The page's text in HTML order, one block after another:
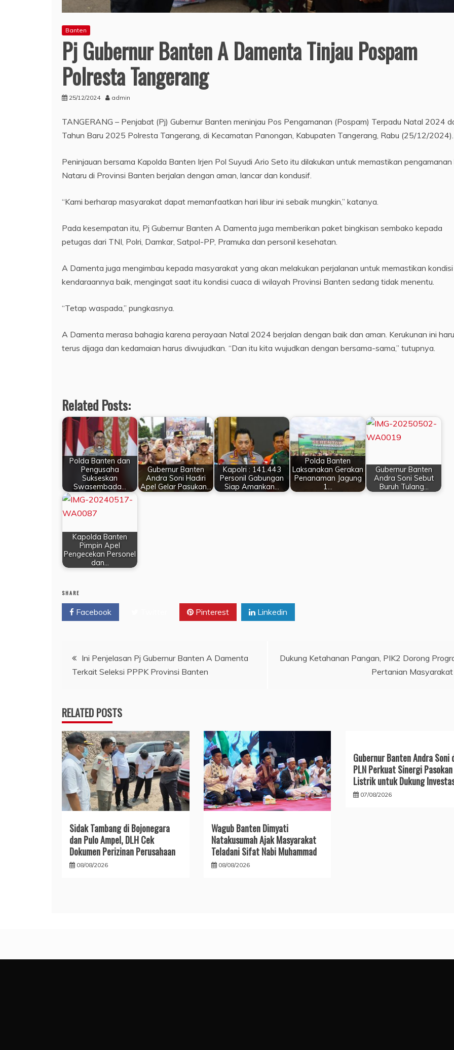
Banten
Pj Gubernur Banten A Damenta Tinjau Pospam
Polresta Tangerang
25/12/2024 admin
TANGERANG – Penjabat (Pj) Gubernur Banten meninjau Pos Pengamanan (Pospam) Terpadu Natal 2024
Tahun Baru 2025 Polresta Tangerang, di Kecamatan Panongan, Kabupaten Tangerang, Rabu (25/12/2024).
Peninjauan bersama Kapolda Banten Irjen Pol Suyudi Ario Seto itu dilakukan untuk memastikan pengamanan
Nataru di Provinsi Banten berjalan dengan aman, lancar dan kondusif.
“Kami berharap masyarakat dapat memanfaatkan hari libur ini sebaik mungkin,” katanya.
Pada kesempatan itu, Pj Gubernur Banten A Damenta juga memberikan paket bingkisan sembako kepada
petugas dari TNI, Polri, Damkar, Satpol-PP, Pramuka dan personil kesehatan.
A Damenta juga mengimbau kepada masyarakat yang akan melakukan perjalanan untuk memastikan kondisi
kendaraannya baik, mengingat saat itu kondisi cuaca di wilayah Provinsi Banten sedang tidak menentu.
“Tetap waspada,” pungkasnya.
A Damenta merasa bahagia karena perayaan Natal 2024 berjalan dengan baik dan aman. Kerukunan ini
terus dijaga dan kedamaian harus diwujudkan. “Dan itu kita wujudkan dengan bersama-sama,” tutupnya.
Related Posts:
Polda Banten dan
Pengusaha
Sukseskan
Swasembada…
Gubernur Banten
Andra Soni Hadiri
Apel Gelar Pasukan…
Kapolri : 141.443
Personil Gabungan
Siap Amankan…
Polda Banten
Laksanakan Gerakan
Penanaman Jagung
1…
Gubernur Banten
Andra Soni Sebut
Buruh Tulang…
Kapolda Banten
Pimpin Apel
Pengecekan Personel
dan…
SHARE
Facebook Pinterest Linkedin
Navigasi
pos
Ini Penjelasan Pj Gubernur Banten A Damenta
Terkait Seleksi PPPK Provinsi Banten
Dukung Ketahanan Pangan, PIK2 Dorong
Pertanian Masyarakat
RELATED POSTS
Sidak Tambang di Bojonegara
dan Pulo Ampel, DLH Cek
Dokumen Perizinan Perusahaan
08/08/2026
Wagub Banten Dimyati
Natakusumah Ajak Masyarakat
Teladani Sifat Nabi Muhammad
08/08/2026
Gubernur Banten Andra Soni
PLN Perkuat Sinergi Pasokan
Listrik untuk Dukung
07/08/2026